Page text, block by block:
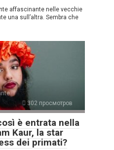
affascinante nelle vecchie
una sull’altra. Sembra che
302 просмотров
è entrata nella
Kaur, la star
dei primati?